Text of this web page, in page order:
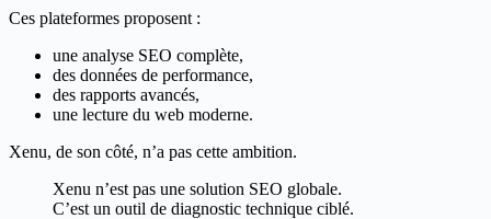
Ces plateformes proposent :
une analyse SEO complète,
des données de performance,
des rapports avancés,
une lecture du web moderne.
Xenu, de son côté, n’a pas cette ambition.
Xenu n’est pas une solution SEO globale.
C’est un outil de diagnostic technique ciblé.